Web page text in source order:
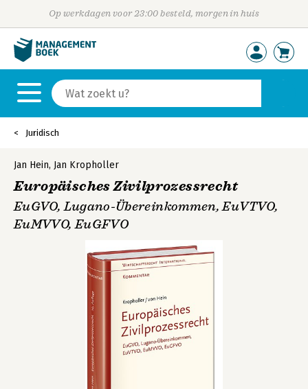
Op werkdagen voor 23:00 besteld, morgen in huis
Juridisch
Jan Hein, Jan Kropholler
Europäisches Zivilprozessrecht
EuGVO, Lugano-Übereinkommen, EuVTVO,
EuMVVO, EuGFVO